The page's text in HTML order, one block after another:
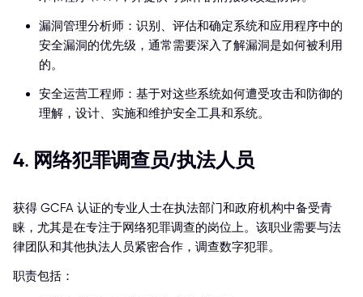
漏洞管理分析师：识别、评估和确定系统和应用程序中的
安全漏洞的优先级，通常需要深入了解漏洞是如何被利用
的。
安全运营工程师：基于对这些系统如何遭受攻击和防御的
理解，设计、实施和维护安全工具和系统。
4. 网络犯罪调查员/执法人员
获得 GCFA 认证的专业人士在执法部门和政府机构中备受青
睐，尤其是在专注于网络犯罪调查的岗位上。该职业需要与法
律团队和其他执法人员紧密合作，调查数字犯罪。
职责包括：